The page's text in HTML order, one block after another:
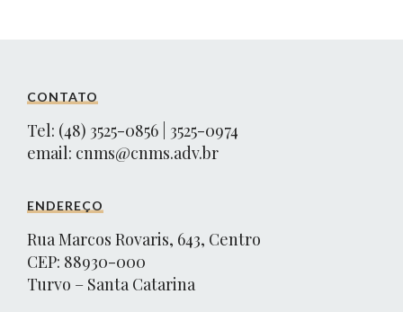
CONTATO
Tel: (48) 3525-0856 | 3525-0974
email: cnms@cnms.adv.br
ENDEREÇO
Rua Marcos Rovaris, 643, Centro
CEP: 88930-000
Turvo – Santa Catarina